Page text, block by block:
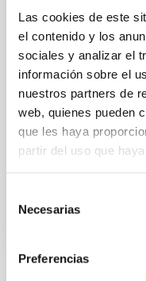
Las cookies de este
el contenido y los
sociales y analizar el
información sobre el
nuestros partners de
web, quienes pueden
que les haya
partir del uso que
Necesarias
Preferencias
Nos complace
SUBSTELLAR
ciudad de
Hotel El
Tordesillas,
España
Fecha
10/08/
Próximas